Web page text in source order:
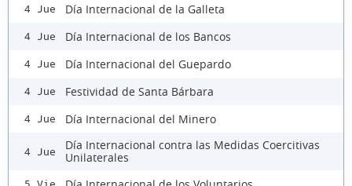
4 Jue Día Internacional de la Galleta
4 Jue Día Internacional de los Bancos
4 Jue Día Internacional del Guepardo
4 Jue Festividad de Santa Bárbara
4 Jue Día Internacional del Minero
4 Jue
Día Internacional contra las Medidas Coercitivas
Unilaterales